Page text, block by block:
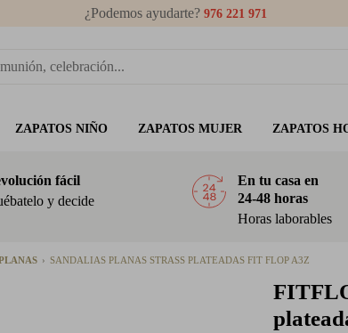
¿Podemos ayudarte? 976 221 971
ZAPATOS NIÑO ZAPATOS MUJER ZAPATOS
fácil
y decide
En tu casa en
24-48 horas
Horas laborables
SANDALIAS PLANAS STRASS PLATEADAS FIT FLOP A3Z